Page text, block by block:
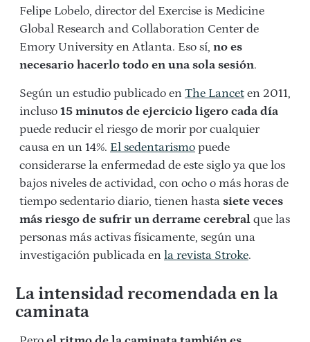
Felipe Lobelo, director del Exercise is Medicine
Global Research and Collaboration Center de
Emory University en Atlanta. Eso sí, no es
necesario hacerlo todo en una sola sesión.
Según un estudio publicado en The Lancet en 2011,
incluso 15 minutos de ejercicio ligero cada día
puede reducir el riesgo de morir por cualquier
causa en un 14%. El sedentarismo puede
considerarse la enfermedad de este siglo ya que los
bajos niveles de actividad, con ocho o más horas de
tiempo sedentario diario, tienen hasta siete veces
más riesgo de sufrir un derrame cerebral que las
personas más activas físicamente, según una
investigación publicada en la revista Stroke.
La intensidad recomendada en la
caminata